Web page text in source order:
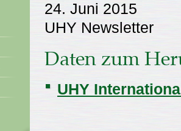
24. Juni 2015
UHY Newsletter
Daten zum
UHY